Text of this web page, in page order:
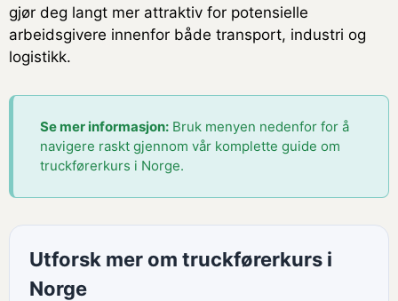
gjør deg langt mer attraktiv for potensielle
arbeidsgivere innenfor både transport, industri og
logistikk.
Se mer informasjon: Bruk menyen nedenfor for å
navigere raskt gjennom vår komplette guide om
truckførerkurs i Norge.
Utforsk mer om truckførerkurs i
Norge